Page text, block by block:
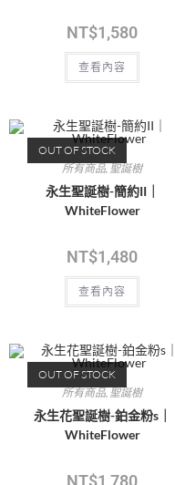
NT$1,580
查看內容
OUT OF STOCK
所有商品, 聖誕樹
永生聖誕樹-簡約II｜
WhiteFlower
NT$1,480
查看內容
OUT OF STOCK
所有商品, 聖誕樹
永生花聖誕樹-鉑金粉s｜
WhiteFlower
NT$1,780